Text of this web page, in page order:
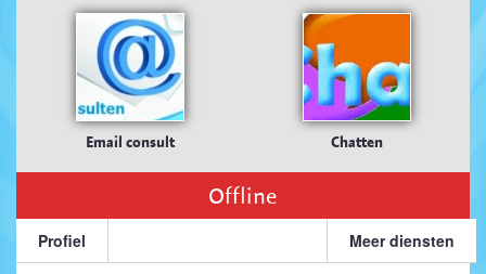
Email consult Chatten
Offline
Profiel Meer diensten